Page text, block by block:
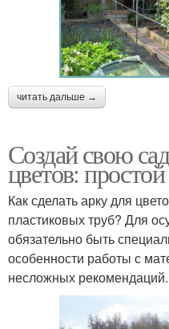
читать дальше →
Создай свою
цветов:
Как сделать арку для
пластиковых труб? Для
обязательно быть
особенности работы с
несложных рекомендаций.